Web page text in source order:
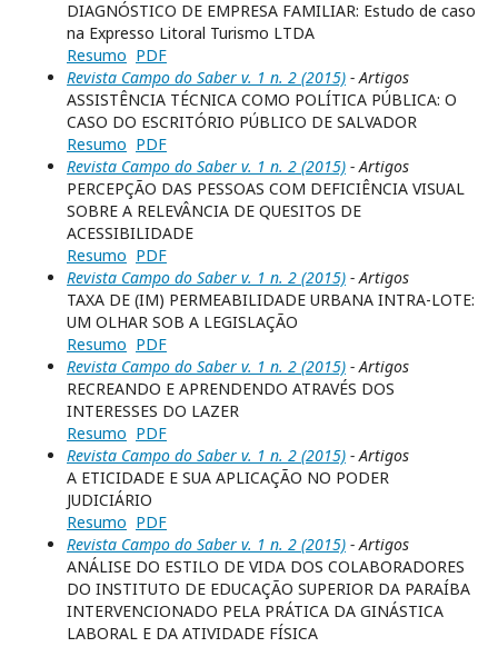
DIAGNÓSTICO DE EMPRESA FAMILIAR: Estudo de caso
na Expresso Litoral Turismo LTDA
Resumo PDF
Revista Campo do Saber v. 1 n. 2 (2015) - Artigos
ASSISTÊNCIA TÉCNICA COMO POLÍTICA PÚBLICA: O
CASO DO ESCRITÓRIO PÚBLICO DE SALVADOR
Resumo PDF
Revista Campo do Saber v. 1 n. 2 (2015) - Artigos
PERCEPÇÃO DAS PESSOAS COM DEFICIÊNCIA VISUAL
SOBRE A RELEVÂNCIA DE QUESITOS DE
ACESSIBILIDADE
Resumo PDF
Revista Campo do Saber v. 1 n. 2 (2015) - Artigos
TAXA DE (IM) PERMEABILIDADE URBANA INTRA-LOTE:
UM OLHAR SOB A LEGISLAÇÃO
Resumo PDF
Revista Campo do Saber v. 1 n. 2 (2015) - Artigos
RECREANDO E APRENDENDO ATRAVÉS DOS
INTERESSES DO LAZER
Resumo PDF
Revista Campo do Saber v. 1 n. 2 (2015) - Artigos
A ETICIDADE E SUA APLICAÇÃO NO PODER
JUDICIÁRIO
Resumo PDF
Revista Campo do Saber v. 1 n. 2 (2015) - Artigos
ANÁLISE DO ESTILO DE VIDA DOS COLABORADORES
DO INSTITUTO DE EDUCAÇÃO SUPERIOR DA PARAÍBA
INTERVENCIONADO PELA PRÁTICA DA GINÁSTICA
LABORAL E DA ATIVIDADE FÍSICA